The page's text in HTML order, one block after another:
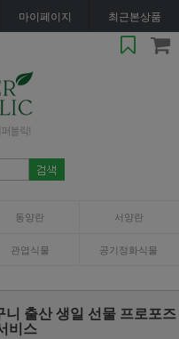
마이페이지 최근본상품
동양란 서양란
관엽식물 공기정화식물
출산 생일 선물 프로포즈
비스